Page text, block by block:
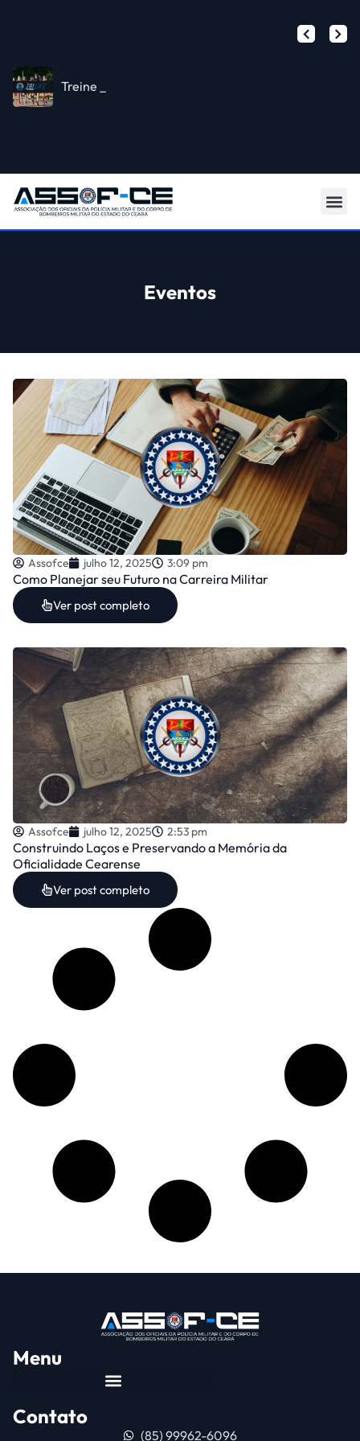
Treine com a
Eventos
Assofce julho 12, 2025 3:09 pm
Como Planejar seu Futuro na Carreira Militar
Ver post completo
Assofce julho 12, 2025 2:53 pm
Construindo Laços e Preservando a Memória da
Oficialidade Cearense
Ver post completo
Menu
Contato
(85) 99962-6096